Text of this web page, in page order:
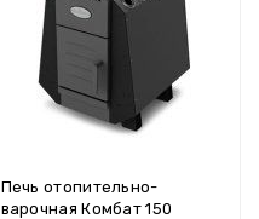
Печь отопительно-
варочная Комбат 150